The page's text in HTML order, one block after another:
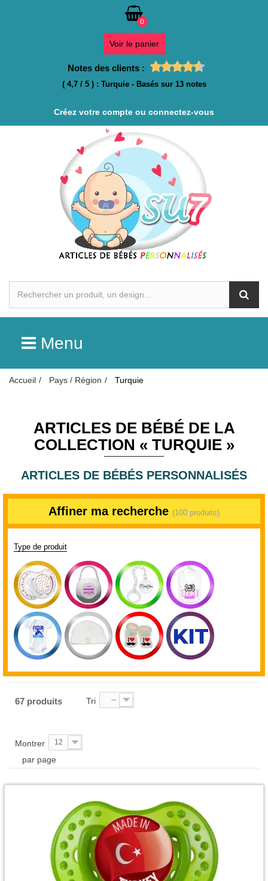
0
Voir le panier
Notes des clients :
( 4,7/ 5) : Turquie- Basés sur 13notes
Créez votre compte ou connectez-vous
Menu
Accueil Pays / Région Turquie
ARTICLES DE BÉBÉ DE LA
COLLECTION « TURQUIE »
ARTICLES DE BÉBÉS PERSONNALISÉS
Affiner ma recherche (100 produits)
Type de produit
67 produits Tri --
Montrer 12
par page